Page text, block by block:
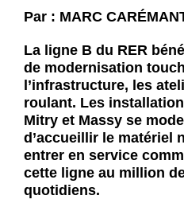
Par : MARC
La ligne B du RER
de modernisation
l’infrastructure, les
roulant. Les
Mitry et Massy se
d’accueillir le matériel
entrer en service
cette ligne au million
quotidiens.